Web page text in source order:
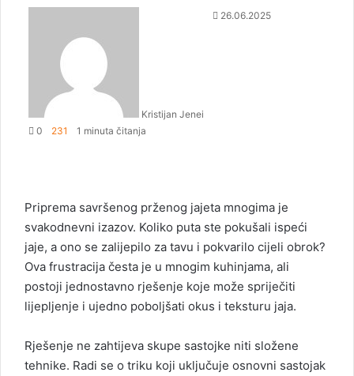
Kristijan Jenei
26.06.2025
0 231 1 minuta čitanja
Priprema savršenog prženog jajeta mnogima je
svakodnevni izazov. Koliko puta ste pokušali ispeći
jaje, a ono se zalijepilo za tavu i pokvarilo cijeli obrok?
Ova frustracija česta je u mnogim kuhinjama, ali
postoji jednostavno rješenje koje može spriječiti
lijepljenje i ujedno poboljšati okus i teksturu jaja.
Rješenje ne zahtijeva skupe sastojke niti složene
tehnike. Radi se o triku koji uključuje osnovni sastojak